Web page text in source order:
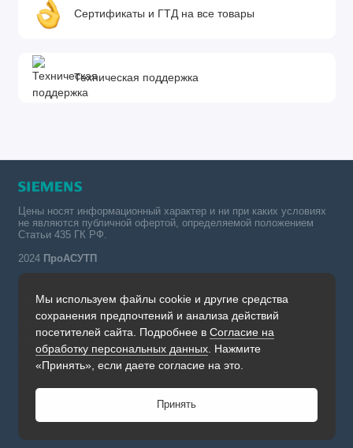
Сертификаты и ГТД на все товары
Техническая поддержка
Мы используем файлы cookie и другие средства
сохранения предпочтений и анализа действий
посетителей сайта. Подробнее в Согласие на
обработку персональных данных . Нажмите
«Принять», если даете согласие на это.
Принять
Цены носят информационный характер и ни при каких условиях
не являются публичной офертой, определяемой положением
Статьи 435 ГК РФ.
2024 ПроАСУТП
Simatic в России тел.:
+7 (342) 273-82-09
Будни, с 09.00 до 19.00